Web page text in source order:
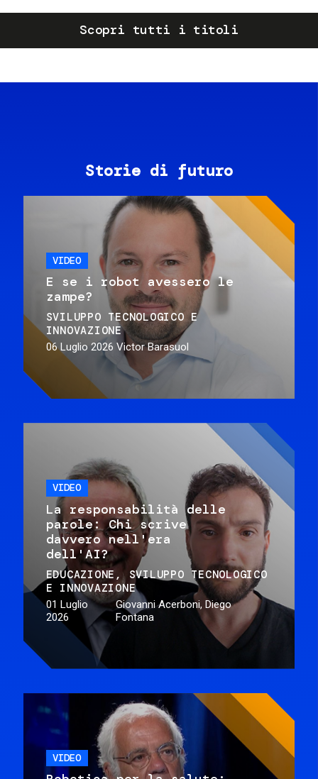
Scopri tutti i titoli
Storie di futuro
VIDEO
E se i robot avessero le
zampe?
SVILUPPO TECNOLOGICO E
INNOVAZIONE
06 Luglio 2026 Victor Barasuol
VIDEO
La responsabilità delle
parole: Chi scrive
davvero nell'era
dell'AI?
EDUCAZIONE
SVILUPPO TECNOLOGICO
E INNOVAZIONE
01 Luglio
2026
Giovanni Acerboni, Diego
Fontana
VIDEO